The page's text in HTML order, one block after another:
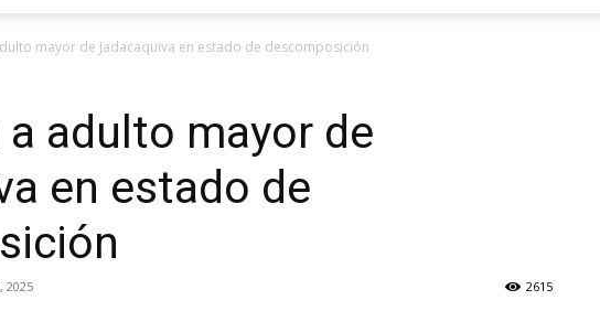
mayor de Jadacaquiva en estado de descomposición
adulto mayor de
en estado de
2025 2615